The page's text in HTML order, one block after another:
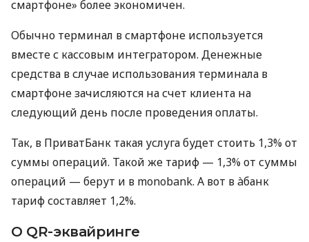
смартфоне» более экономичен.
Обычно терминал в смартфоне используется
вместе с кассовым интегратором. Денежные
средства в случае использования терминала в
смартфоне зачисляются на счет клиента на
следующий день после проведения оплаты.
Так, в ПриватБанк такая услуга будет стоить 1,3% от
суммы операций. Такой же тариф — 1,3% от суммы
операций — берут и в monobank. А вот в àбанк
тариф составляет 1,2%.
О QR-эквайринге